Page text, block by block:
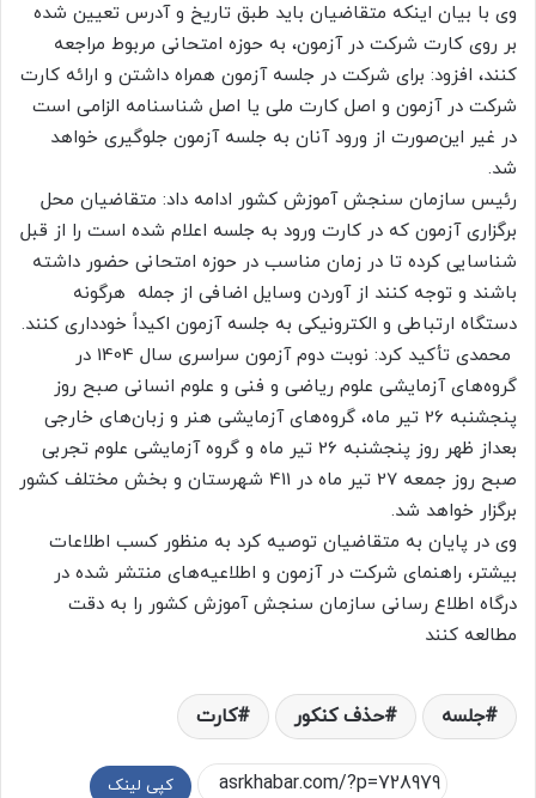
وی با بیان اینکه متقاضیان باید طبق تاریخ و آدرس تعیین شده
بر روی کارت شرکت در آزمون، به حوزه امتحانی مربوط مراجعه
کنند، افزود: برای شرکت در جلسه آزمون همراه داشتن و ارائه کارت
شرکت در آزمون و اصل کارت ملی یا اصل شناسنامه الزامی است
در غیر این‌صورت از ورود آنان به جلسه آزمون جلوگیری خواهد
شد.
رئیس سازمان سنجش آموزش کشور ادامه داد: متقاضیان محل
برگزاری آزمون که در کارت ورود به جلسه اعلام شده است را از قبل
شناسایی کرده تا در زمان مناسب در حوزه امتحانی حضور داشته
باشند و توجه کنند از آوردن وسایل اضافی از جمله هرگونه
دستگاه ارتباطی و الکترونیکی به جلسه آزمون اکیداً خودداری کنند.
محمدی تأکید کرد: نوبت دوم آزمون سراسری سال 1404 در
گروه‌های آزمایشی علوم ریاضی و فنی و علوم انسانی صبح روز
پنجشنبه 26 تیر ماه، گروه‌های آزمایشی هنر و زبان‌های خارجی
بعداز ظهر روز پنجشنبه 26 تیر ماه و گروه آزمایشی علوم تجربی
صبح روز جمعه 27 تیر ماه در 411 شهرستان و بخش مختلف کشور
برگزار خواهد شد.
وی در پایان به متقاضیان توصیه کرد به منظور کسب اطلاعات
بیشتر، راهنمای شرکت در آزمون و اطلاعیه‌های منتشر شده در
درگاه اطلاع رسانی سازمان سنجش آموزش کشور را به دقت
مطالعه کنند
جلسه حذف کنکور کارت
کپی لینک